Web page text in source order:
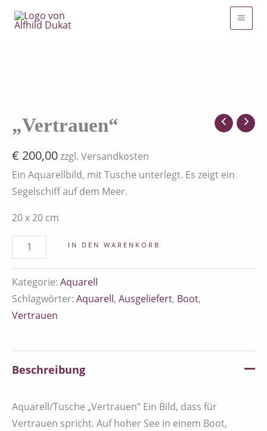
Zum
Inhalt
„Vertrauen“
€ 200,00zzgl. Versandkosten
Ein Aquarellbild, mit Tusche unterlegt. Es zeigt ein
Segelschiff auf dem Meer.
20 x 20 cm
IN DEN WARENKORB
Kategorie: Aquarell
Schlagwörter: Aquarell, Ausgeliefert, Boot,
Vertrauen
Beschreibung
Aquarell/Tusche „Vertrauen“ Ein Bild, dass für
Vertrauen spricht. Auf hoher See in einem Boot,